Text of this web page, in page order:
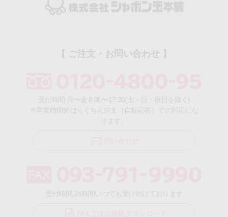
【 ご注文・お問い合わせ 】
受付時間 月〜金 8:30〜17:30(土・日・祝日を除く)
※営業時間外はらくちん注文（自動応答）での対応にな
ります。
受付時間 24時間いつでも受け付けております